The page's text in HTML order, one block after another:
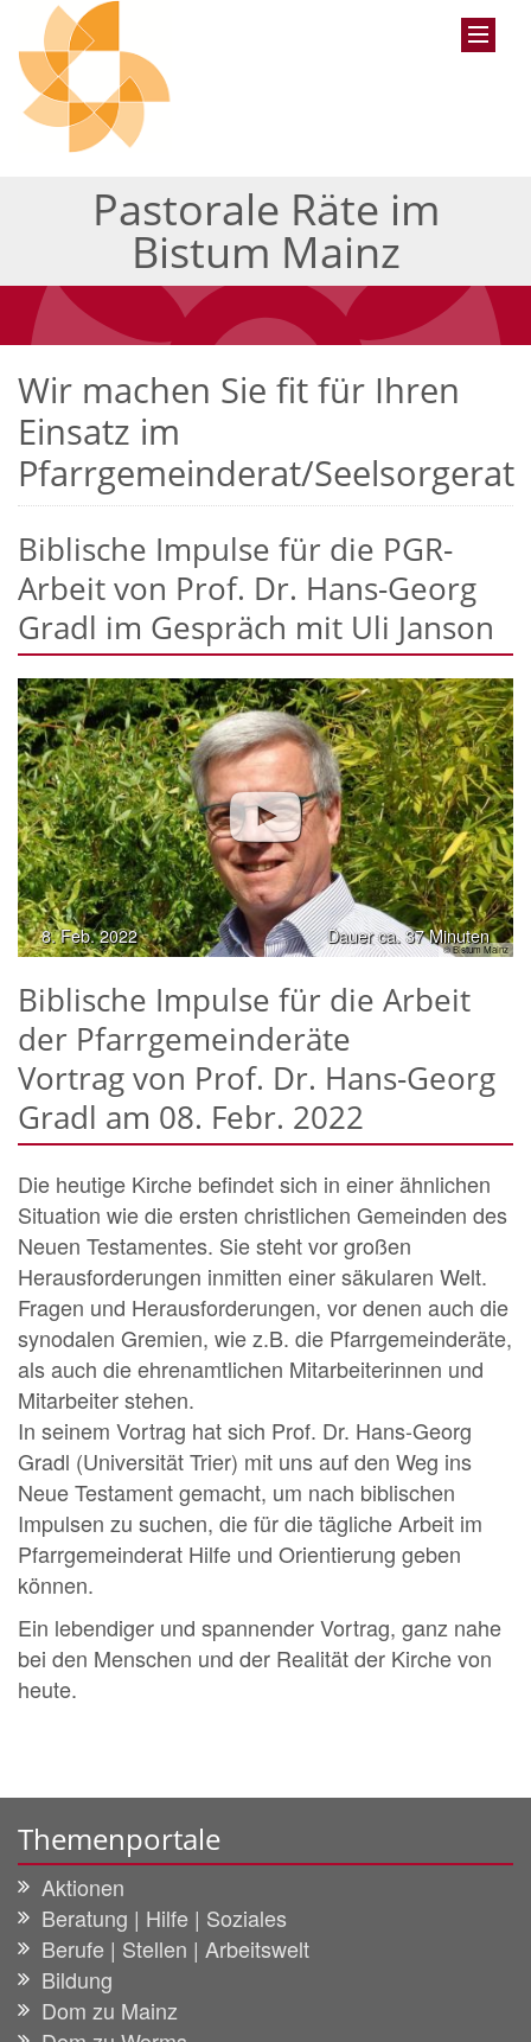
Pastorale Räte im
Bistum Mainz
Wir machen Sie fit für Ihren
Einsatz im
Pfarrgemeinderat/Seelsorgerat
Biblische Impulse für die PGR-
Arbeit von Prof. Dr. Hans-Georg
Gradl im Gespräch mit Uli Janson
© Bistum Mainz
Dauer ca. 37 Minuten
8. Feb. 2022
Biblische Impulse für die Arbeit
der Pfarrgemeinderäte
Vortrag von Prof. Dr. Hans-Georg
Gradl am 08. Febr. 2022
Die heutige Kirche befindet sich in einer ähnlichen
Situation wie die ersten christlichen Gemeinden des
Neuen Testamentes. Sie steht vor großen
Herausforderungen inmitten einer säkularen Welt.
Fragen und Herausforderungen, vor denen auch die
synodalen Gremien, wie z.B. die Pfarrgemeinderäte,
als auch die ehrenamtlichen Mitarbeiterinnen und
Mitarbeiter stehen.
In seinem Vortrag hat sich Prof. Dr. Hans-Georg
Gradl (Universität Trier) mit uns auf den Weg ins
Neue Testament gemacht, um nach biblischen
Impulsen zu suchen, die für die tägliche Arbeit im
Pfarrgemeinderat Hilfe und Orientierung geben
können.
Ein lebendiger und spannender Vortrag, ganz nahe
bei den Menschen und der Realität der Kirche von
heute.
Themenportale
Aktionen
Beratung | Hilfe | Soziales
Berufe | Stellen | Arbeitswelt
Bildung
Dom zu Mainz